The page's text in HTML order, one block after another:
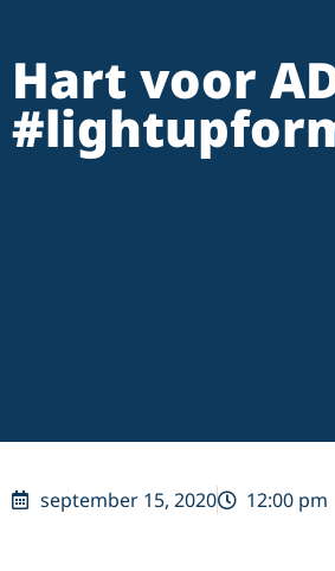
Hart voor
september 15, 2020 12:00 pm